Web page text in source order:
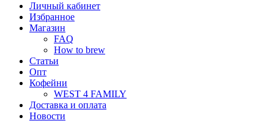
Личный кабинет
Избранное
Магазин
FAQ
How to brew
Статьи
Опт
Кофейни
WEST 4 FAMILY
Доставка и оплата
Новости